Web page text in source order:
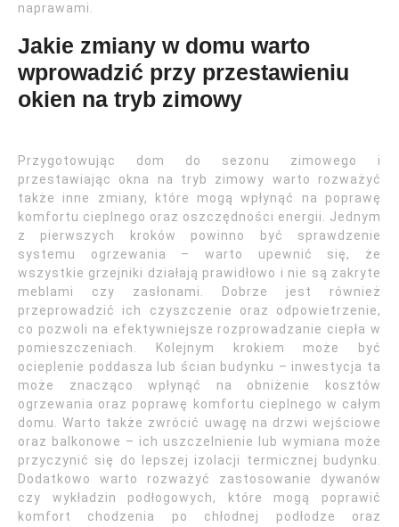
naprawami.
Jakie zmiany w domu warto
wprowadzić przy przestawieniu
okien na tryb zimowy
Przygotowując dom do sezonu zimowego i
przestawiając okna na tryb zimowy warto rozważyć
także inne zmiany, które mogą wpłynąć na poprawę
komfortu cieplnego oraz oszczędności energii. Jednym
z pierwszych kroków powinno być sprawdzenie
systemu ogrzewania – warto upewnić się, że
wszystkie grzejniki działają prawidłowo i nie są zakryte
meblami czy zasłonami. Dobrze jest również
przeprowadzić ich czyszczenie oraz odpowietrzenie,
co pozwoli na efektywniejsze rozprowadzanie ciepła w
pomieszczeniach. Kolejnym krokiem może być
ocieplenie poddasza lub ścian budynku – inwestycja ta
może znacząco wpłynąć na obniżenie kosztów
ogrzewania oraz poprawę komfortu cieplnego w całym
domu. Warto także zwrócić uwagę na drzwi wejściowe
oraz balkonowe – ich uszczelnienie lub wymiana może
przyczynić się do lepszej izolacji termicznej budynku.
Dodatkowo warto rozważyć zastosowanie dywanów
czy wykładzin podłogowych, które mogą poprawić
komfort chodzenia po chłodnej podłodze oraz